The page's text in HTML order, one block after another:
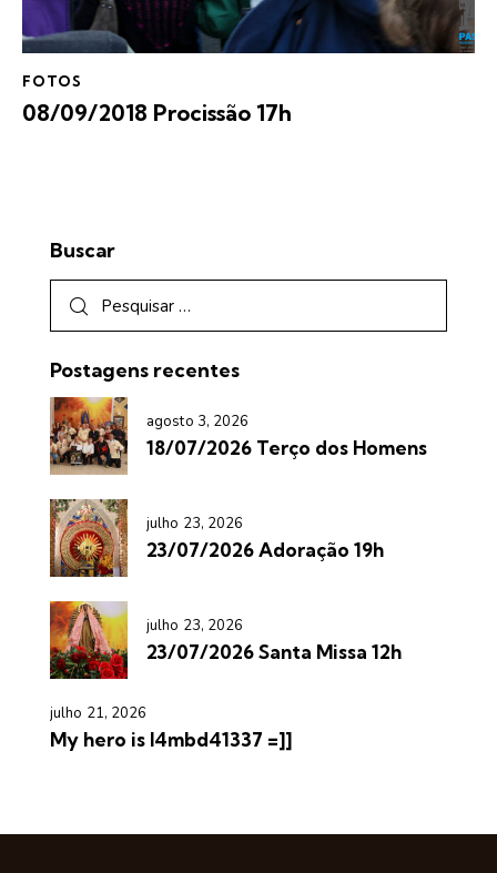
FOTOS
08/09/2018 Procissão 17h
Buscar
Postagens recentes
agosto 3, 2026
18/07/2026 Terço dos Homens
julho 23, 2026
23/07/2026 Adoração 19h
julho 23, 2026
23/07/2026 Santa Missa 12h
julho 21, 2026
My hero is l4mbd41337 =]]